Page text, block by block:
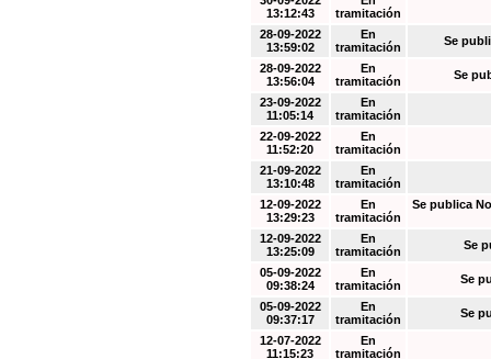
13:12:43
tramitación
28-09-2022
13:59:02
En
tramitación
Se
28-09-2022
13:56:04
En
tramitación
Se
23-09-2022
11:05:14
En
tramitación
22-09-2022
11:52:20
En
tramitación
21-09-2022
13:10:48
En
tramitación
12-09-2022
13:29:23
En
tramitación
Se publica
12-09-2022
13:25:09
En
tramitación
Se
05-09-2022
09:38:24
En
tramitación
Se
05-09-2022
09:37:17
En
tramitación
Se
12-07-2022
11:15:23
En
tramitación